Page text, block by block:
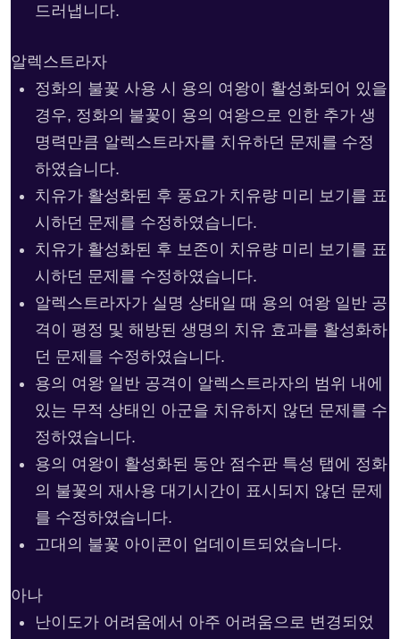
드러냅니다.
알렉스트라자
정화의 불꽃 사용 시 용의 여왕이 활성화되어 있을
경우, 정화의 불꽃이 용의 여왕으로 인한 추가 생
명력만큼 알렉스트라자를 치유하던 문제를 수정
하였습니다.
치유가 활성화된 후 풍요가 치유량 미리 보기를 표
시하던 문제를 수정하였습니다.
치유가 활성화된 후 보존이 치유량 미리 보기를 표
시하던 문제를 수정하였습니다.
알렉스트라자가 실명 상태일 때 용의 여왕 일반 공
격이 평정 및 해방된 생명의 치유 효과를 활성화하
던 문제를 수정하였습니다.
용의 여왕 일반 공격이 알렉스트라자의 범위 내에
있는 무적 상태인 아군을 치유하지 않던 문제를 수
정하였습니다.
용의 여왕이 활성화된 동안 점수판 특성 탭에 정화
의 불꽃의 재사용 대기시간이 표시되지 않던 문제
를 수정하였습니다.
고대의 불꽃 아이콘이 업데이트되었습니다.
아나
난이도가 어려움에서 아주 어려움으로 변경되었